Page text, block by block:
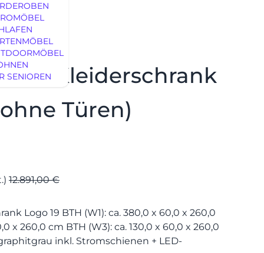
SENIOREN
Kleiderschrank
Türen)
12.891,00 €
Logo 19 BTH (W1): ca. 380,0 x 60,0 x 260,0
x 260,0 cm BTH (W3): ca. 130,0 x 60,0 x 260,0
inkl. Stromschienen + LED-